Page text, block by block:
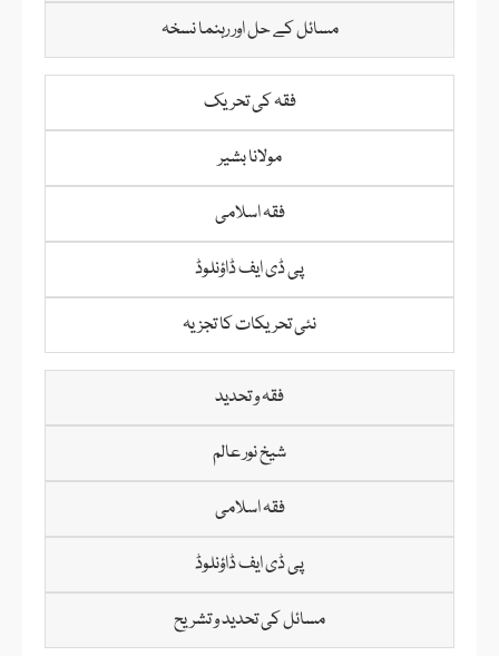
مسائل کے حل اور رہنما نسخہ
فقہ کی تحریک
مولانا بشیر
فقہ اسلامی
پی ڈی ایف ڈاؤنلوڈ
نئی تحریکات کا تجزیہ
فقہ و تحدید
شیخ نور عالم
فقہ اسلامی
پی ڈی ایف ڈاؤنلوڈ
مسائل کی تحدید و تشریح